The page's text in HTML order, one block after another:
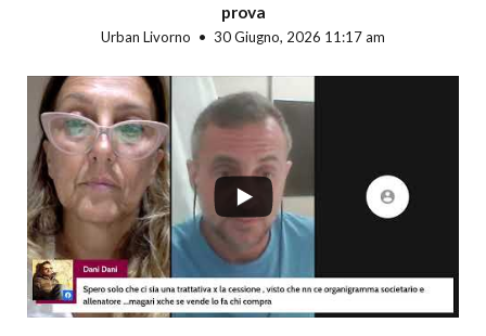
prova
Urban Livorno 30 Giugno, 2026 11:17 am